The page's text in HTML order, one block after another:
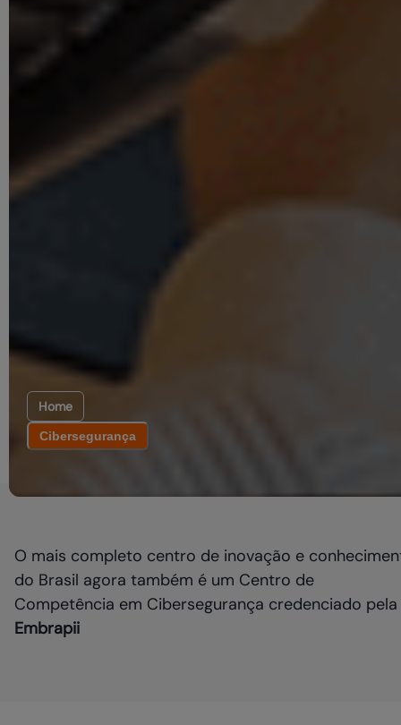
Home
Cibersegurança
O mais completo centro de inovação e
do Brasil agora também é um Centro de
Competência em Cibersegurança credenciado pela
Embrapii